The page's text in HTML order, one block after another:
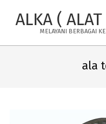
ALKA (
MELAYANI BERBAGAI
ala